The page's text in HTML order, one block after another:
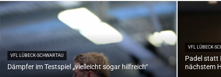
VFL LÜBECK-SCHWARTAU
Dämpfer im Testspiel „vielleicht sogar hilfreich“
VFL LÜBECK-
Padel statt
nächstem